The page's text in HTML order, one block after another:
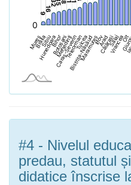
#4 - Nivelul
predau, statutul
didatice înscrise